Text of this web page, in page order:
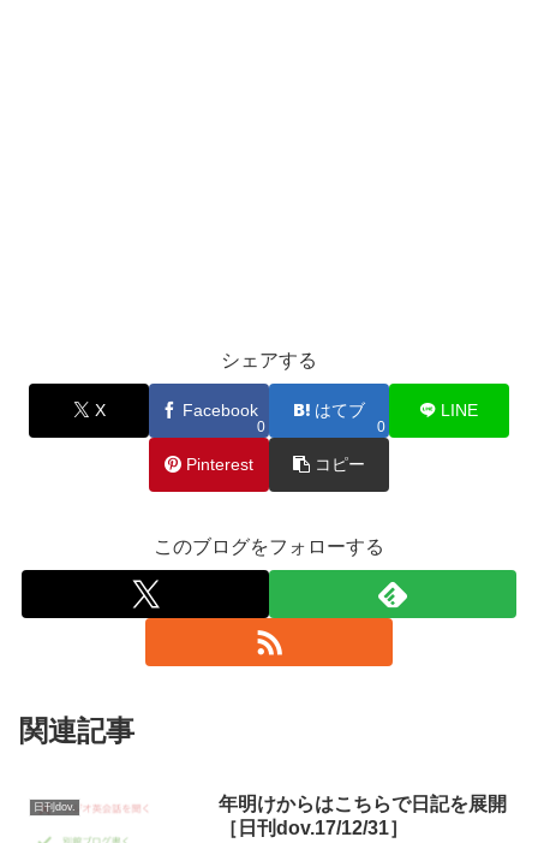
シェアする
X Facebook
0
はてブ
0
LINE
Pinterest コピー
このブログをフォローする
関連記事
日刊dov.
年明けからはこちらで日記を展開
［日刊dov.17/12/31］